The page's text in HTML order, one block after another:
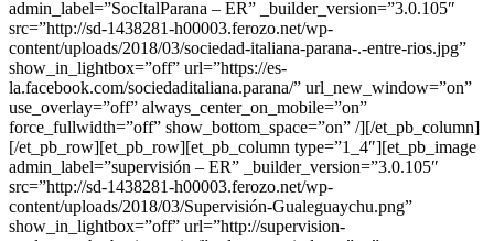
admin_label=”SocItalParana – ER” _builder_version=”3.0.105″
src=”http://sd-1438281-h00003.ferozo.net/wp-
content/uploads/2018/03/sociedad-italiana-parana-.-entre-rios.jpg”
show_in_lightbox=”off” url=”https://es-
la.facebook.com/sociedaditaliana.parana/” url_new_window=”on”
use_overlay=”off” always_center_on_mobile=”on”
force_fullwidth=”off” show_bottom_space=”on” /][/et_pb_column]
[/et_pb_row][et_pb_row][et_pb_column type=”1_4″][et_pb_image
admin_label=”supervisión – ER” _builder_version=”3.0.105″
src=”http://sd-1438281-h00003.ferozo.net/wp-
content/uploads/2018/03/Supervisión-Gualeguaychu.png”
show_in_lightbox=”off” url=”http://supervision-